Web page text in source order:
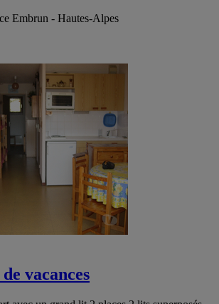
Embrun - Hautes-Alpes
vacances